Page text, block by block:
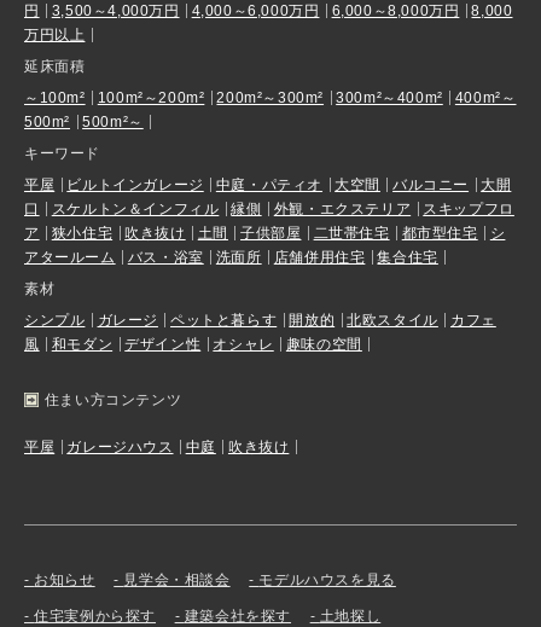
円
3,500～4,000万円 4,000～6,000万円 6,000～8,000万円
8,000
万円以上
延床面積
～100m²
100m²～200m² 200m²～300m² 300m²～400m²
400m²～
500m²
500m²～
キーワード
平屋
ビルトインガレージ 中庭・パティオ 大空間 バルコニー
大開
口
スケルトン＆インフィル 縁側 外観・エクステリア
スキップフロ
ア
狭小住宅 吹き抜け 土間 子供部屋 二世帯住宅 都市型住宅
シ
アタールーム
バス・浴室 洗面所 店舗併用住宅
集合住宅
素材
シンプル
ガレージ ペットと暮らす 開放的 北欧スタイル
カフェ
風
和モダン デザイン性 オシャレ 趣味の空間
住まい方コンテンツ
平屋 ガレージハウス 中庭 吹き抜け
お知らせ 見学会・相談会 モデルハウスを見る
住宅実例から探す 建築会社を探す 土地探し